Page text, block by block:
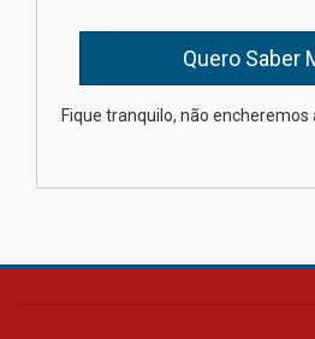
das novas
Fique tranquilo, não encheremos